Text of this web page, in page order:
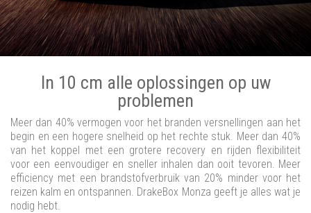
In 10 cm alle oplossingen op uw
problemen
Meer dan 40% vermogen voor het branden versnellingen aan het
begin en een hogere snelheid op het rechte stuk. Meer dan 40%
van het koppel met een grotere recovery en rijden flexibiliteit
voor een eenvoudiger en sneller inhalen dan ooit tevoren. Meer
efficiency met een brandstofverbruik van 20% minder voor het
reizen kalm en ontspannen. DrakeBox Monza geeft je alles wat je
nodig hebt.